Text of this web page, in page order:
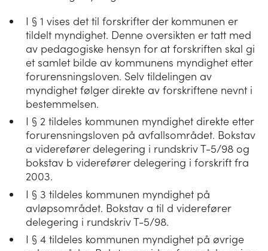
I § 1 vises det til forskrifter der kommunen er
tildelt myndighet. Denne oversikten er tatt med
av pedagogiske hensyn for at forskriften skal gi
et samlet bilde av kommunens myndighet etter
forurensningsloven. Selv tildelingen av
myndighet følger direkte av forskriftene nevnt i
bestemmelsen.
I § 2 tildeles kommunen myndighet direkte etter
forurensningsloven på avfallsområdet. Bokstav
a viderefører delegering i rundskriv T-5/98 og
bokstav b viderefører delegering i forskrift fra
2003.
I § 3 tildeles kommunen myndighet på
avløpsområdet. Bokstav a til d viderefører
delegering i rundskriv T-5/98.
I § 4 tildeles kommunen myndighet på øvrige